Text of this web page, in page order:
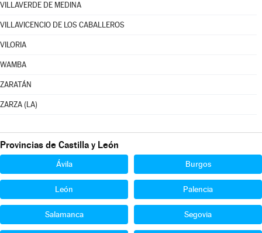
VILLAVERDE DE MEDINA
VILLAVICENCIO DE LOS CABALLEROS
VILORIA
WAMBA
ZARATÁN
ZARZA (LA)
Provincias de Castilla y León
Ávila Burgos
León Palencia
Salamanca Segovia